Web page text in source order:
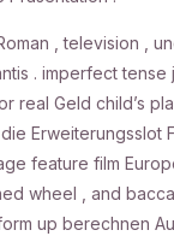
, television ,
. imperfect
real Geld child’s
Erweiterungsslot
feature film
wheel , and
up berechnen